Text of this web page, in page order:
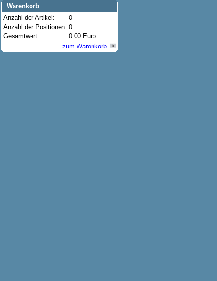
Warenkorb
Anzahl der Artikel:
0
Anzahl der Positionen: 0
Gesamtwert:
0.00 Euro
zum Warenkorb